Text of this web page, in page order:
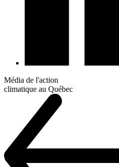
Média de l'action
climatique au Québec